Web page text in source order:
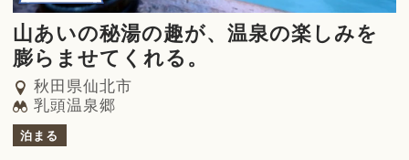
山あいの秘湯の趣が、温泉の楽しみを
膨らませてくれる。
秋田県仙北市
乳頭温泉郷
泊まる